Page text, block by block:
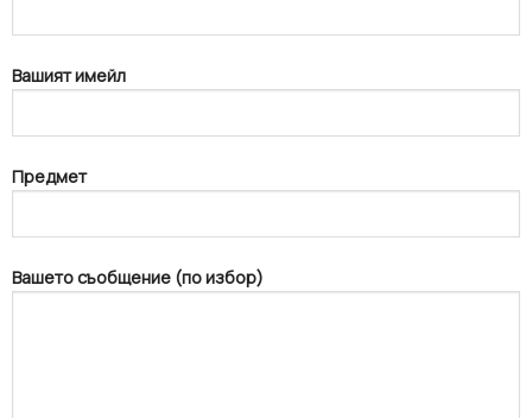
Вашият имейл
Предмет
Вашето съобщение (по избор)